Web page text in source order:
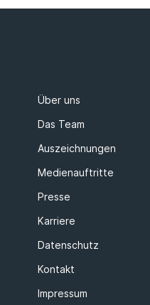
Über uns
Das Team
Auszeichnungen
Medienauftritte
Presse
Karriere
Datenschutz
Kontakt
Impressum